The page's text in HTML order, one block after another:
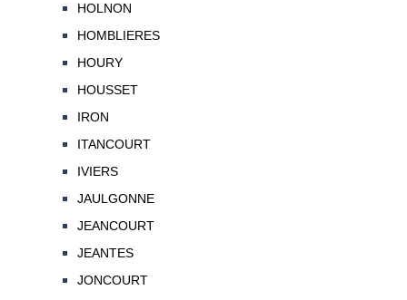
HOLNON
HOMBLIERES
HOURY
HOUSSET
IRON
ITANCOURT
IVIERS
JAULGONNE
JEANCOURT
JEANTES
JONCOURT